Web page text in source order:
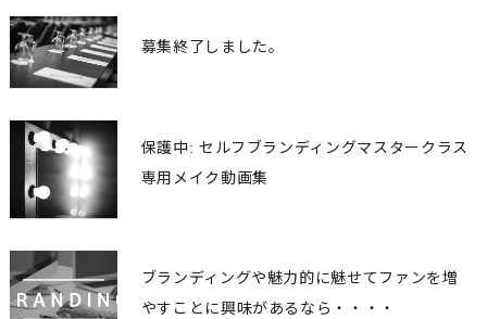
募集終了しました。
保護中: セルフブランディングマスタークラス
専用メイク動画集
ブランディングや魅力的に魅せてファンを増
やすことに興味があるなら・・・・